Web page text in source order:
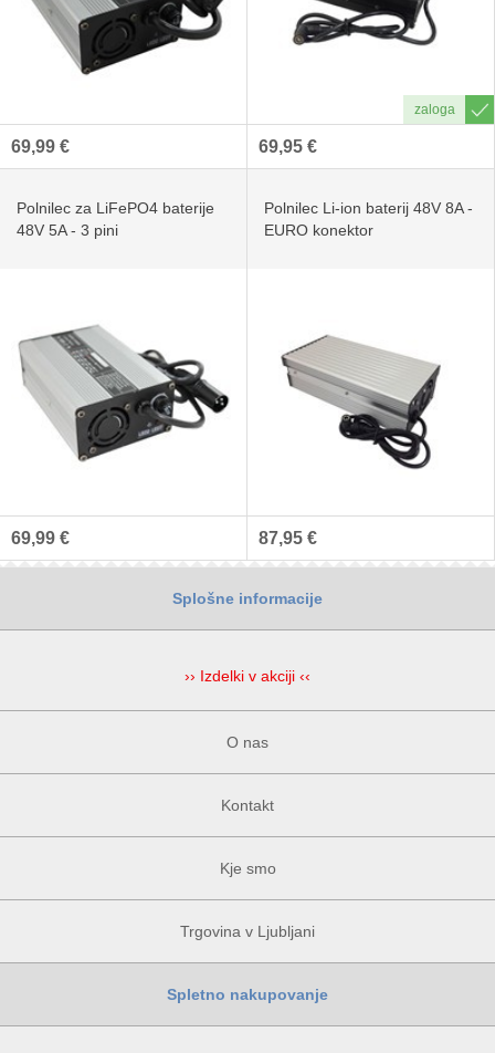
69,99 € 69,95 €
Polnilec za LiFePO4 baterije
48V 5A - 3 pini
69,99 €
Polnilec Li-ion baterij 48V 8A -
EURO konektor
87,95 €
Splošne informacije
›› Izdelki v akciji ‹‹
O nas
Kontakt
Kje smo
Trgovina v Ljubljani
Spletno nakupovanje